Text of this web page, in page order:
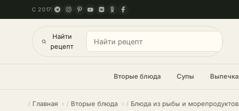
С 2017
Найти
рецепт
Вторые блюда Супы Выпечка
Главная Вторые блюда Блюда из рыбы и морепродуктов